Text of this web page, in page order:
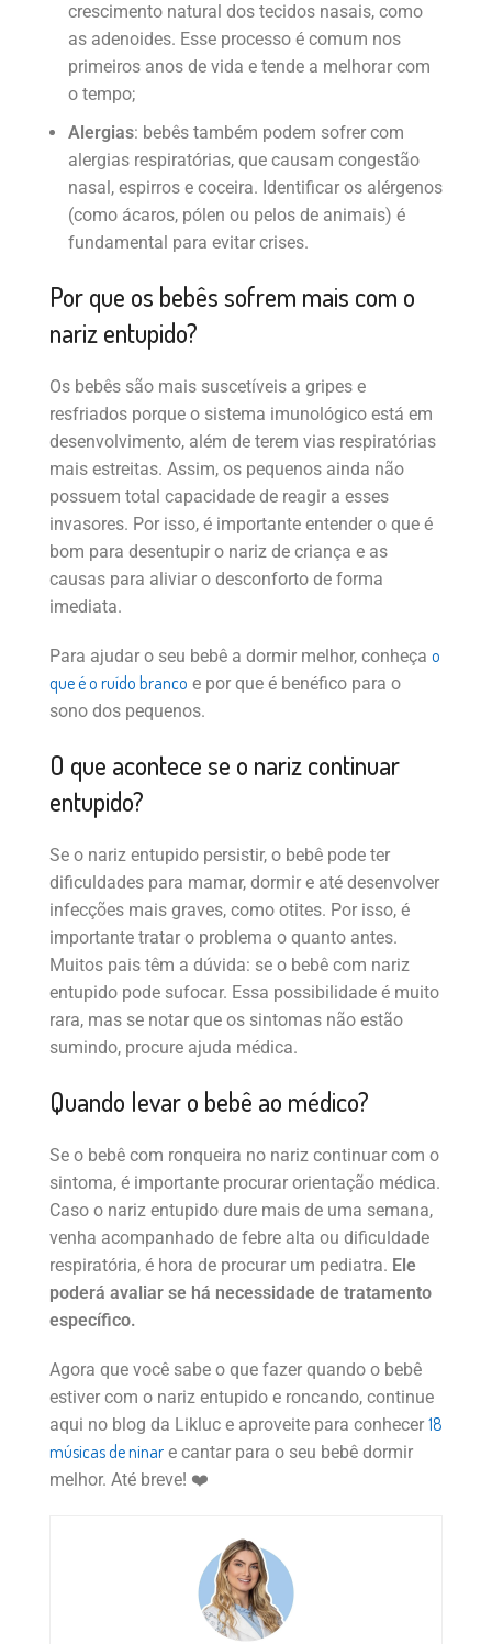
crescimento natural dos tecidos nasais, como
as adenoides. Esse processo é comum nos
primeiros anos de vida e tende a melhorar com
o tempo;
Alergias: bebês também podem sofrer com
alergias respiratórias, que causam congestão
nasal, espirros e coceira. Identificar os alérgenos
(como ácaros, pólen ou pelos de animais) é
fundamental para evitar crises.
Por que os bebês sofrem mais com o
nariz entupido?
Os bebês são mais suscetíveis a gripes e
resfriados porque o sistema imunológico está em
desenvolvimento, além de terem vias respiratórias
mais estreitas. Assim, os pequenos ainda não
possuem total capacidade de reagir a esses
invasores. Por isso, é importante entender o que é
bom para desentupir o nariz de criança e as
causas para aliviar o desconforto de forma
imediata.
Para ajudar o seu bebê a dormir melhor, conheça o
que é o ruído branco e por que é benéfico para o
sono dos pequenos.
O que acontece se o nariz continuar
entupido?
Se o nariz entupido persistir, o bebê pode ter
dificuldades para mamar, dormir e até desenvolver
infecções mais graves, como otites. Por isso, é
importante tratar o problema o quanto antes.
Muitos pais têm a dúvida: se o bebê com nariz
entupido pode sufocar. Essa possibilidade é muito
rara, mas se notar que os sintomas não estão
sumindo, procure ajuda médica.
Quando levar o bebê ao médico?
Se o bebê com ronqueira no nariz continuar com o
sintoma, é importante procurar orientação médica.
Caso o nariz entupido dure mais de uma semana,
venha acompanhado de febre alta ou dificuldade
respiratória, é hora de procurar um pediatra. Ele
poderá avaliar se há necessidade de tratamento
específico.
Agora que você sabe o que fazer quando o bebê
estiver com o nariz entupido e roncando, continue
aqui no blog da Likluc e aproveite para conhecer 18
músicas de ninar e cantar para o seu bebê dormir
melhor. Até breve! ❤️